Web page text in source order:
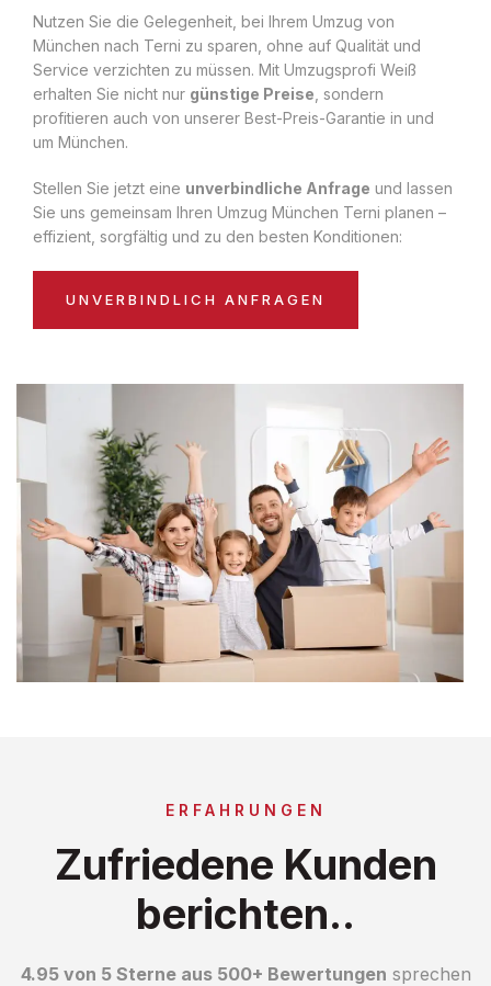
Nutzen Sie die Gelegenheit, bei Ihrem Umzug von
München nach Terni zu sparen, ohne auf Qualität und
Service verzichten zu müssen. Mit Umzugsprofi Weiß
erhalten Sie nicht nur günstige Preise , sondern
profitieren auch von unserer Best-Preis-Garantie in und
um München.
Stellen Sie jetzt eine unverbindliche Anfrage und lassen
Sie uns gemeinsam Ihren Umzug München Terni planen –
effizient, sorgfältig und zu den besten Konditionen:
UNVERBINDLICH ANFRAGEN
ERFAHRUNGEN
Zufriedene Kunden
berichten..
4.95 von 5 Sterne aus 500+ Bewertungen sprechen